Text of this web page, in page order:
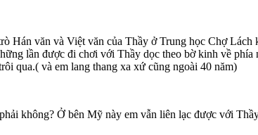
Hán văn và Việt văn của Thầy ở Trung học Chợ
lần được đi chơi với Thầy dọc theo bờ kinh về
qua.( và em lang thang xa xứ cũng ngoài 40 năm)
không? Ở bên Mỹ này em vẫn liên lạc được với